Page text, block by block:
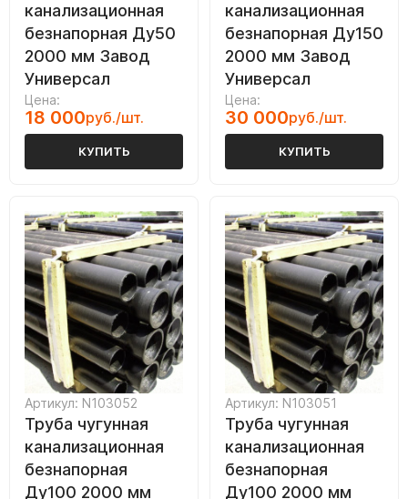
канализационная
безнапорная Ду50
2000 мм Завод
Универсал
Цена:
18 000руб./шт.
КУПИТЬ
канализационная
безнапорная Ду150
2000 мм Завод
Универсал
Цена:
30 000руб./шт.
КУПИТЬ
Артикул: N103052
Труба чугунная
канализационная
безнапорная
Ду100 2000 мм
Артикул: N103051
Труба чугунная
канализационная
безнапорная
Ду100 2000 мм